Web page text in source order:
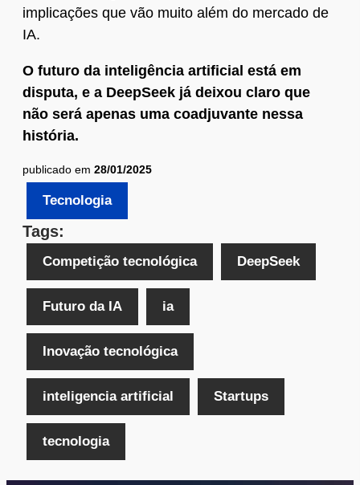
implicações que vão muito além do mercado de
IA.
O futuro da inteligência artificial está em
disputa, e a DeepSeek já deixou claro que
não será apenas uma coadjuvante nessa
história.
publicado em 28/01/2025
Tecnologia
Tags:
Competição tecnológica DeepSeek
Futuro da IA ia
Inovação tecnológica
inteligencia artificial Startups
tecnologia